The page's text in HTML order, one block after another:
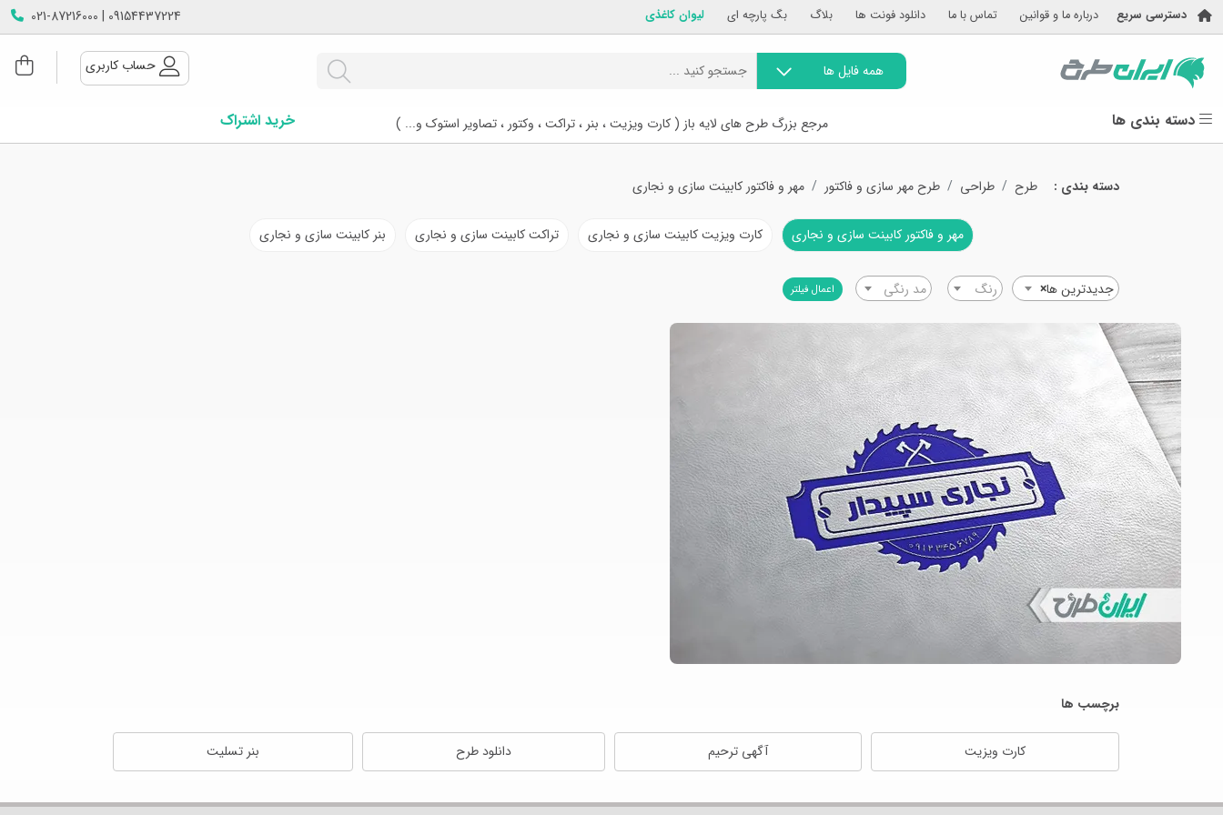
دسترسی سریع درباره ما و قوانین تماس با ما دانلود فونت ها بلاگ بگ پارچه ای لیوان کاغذی 09154437224 | 021-87216000
همه فایل ها حساب کاربری
دسته بندی ها مرجع بزرگ طرح های لایه باز ( کارت ویزیت ، بنر ، تراکت ، وکتور ، تصاویر استوک و... ) خرید اشتراک
دسته بندی : طرح طراحی طرح مهر سازی و فاکتور مهر و فاکتور کابینت سازی و نجاری
مهر و فاکتور کابینت سازی و نجاری کارت ویزیت کابینت سازی و نجاری تراکت کابینت سازی و نجاری بنر کابینت سازی و نجاری
×جدیدترین ها رنگ مد رنگی اعمال فیلتر
برچسب ها
کارت ویزیت آگهی ترحیم دانلود طرح بنر تسلیت